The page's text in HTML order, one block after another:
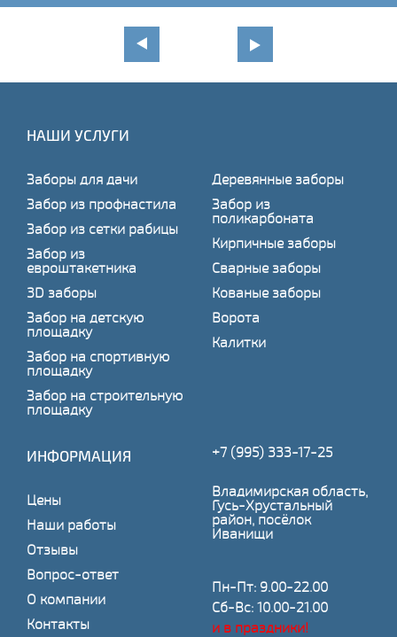
НАШИ УСЛУГИ
Заборы для дачи
Забор из профнастила
Забор из сетки рабицы
Забор из
евроштакетника
3D заборы
Забор на детскую
площадку
Забор на спортивную
площадку
Забор на строительную
площадку
Деревянные заборы
Забор из
поликарбоната
Кирпичные заборы
Сварные заборы
Кованые заборы
Ворота
Калитки
ИНФОРМАЦИЯ
Цены
Наши работы
Отзывы
Вопрос-ответ
О компании
Контакты
+7 (995) 333-17-25
Владимирская область,
Гусь-Хрустальный
район, посёлок
Иванищи
Пн-Пт: 9.00-22.00
Сб-Вс: 10.00-21.00
и в праздники!